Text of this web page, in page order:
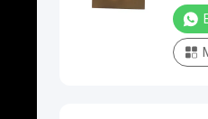
μέρος